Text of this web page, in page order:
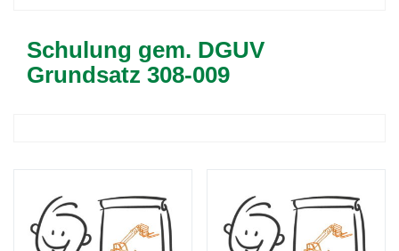
Schulung gem. DGUV
Grundsatz 308-009